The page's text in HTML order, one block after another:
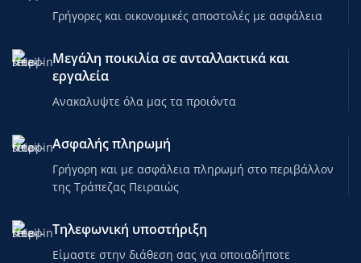
Γρήγορες και οικονομικές αποστολές με ασφάλεια
Μεγάλη ποικιλία σε ανταλλακτικά και
εργαλεία
Ανακαλυψτε όλα μας τα προιόντα
Ασφαλής πληρωμή
Γρήγορη και με ασφάλεια πληρωμή στο περιβάλλον
της Τράπεζας Πειραιώς
Τηλεφωνική υποστήριξη
Είμαστε στην διάθεση σας για οποιαδήποτε